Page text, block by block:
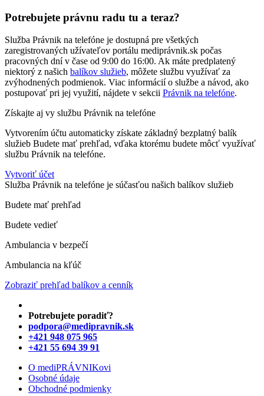
Potrebujete právnu radu tu a teraz?
Služba Právnik na telefóne je dostupná pre všetkých
zaregistrovaných užívateľov portálu mediprávnik.sk počas
pracovných dní v čase od 9:00 do 16:00. Ak máte predplatený
niektorý z našich balíkov služieb, môžete službu využívať za
zvýhodnených podmienok. Viac informácií o službe a návod, ako
postupovať pri jej využití, nájdete v sekcii Právnik na telefóne.
Získajte aj vy službu Právnik na telefóne
Vytvorením účtu automaticky získate základný bezplatný balík
služieb Budete mať prehľad, vďaka ktorému budete môcť využívať
službu Právnik na telefóne.
Vytvoriť účet
Služba Právnik na telefóne je súčasťou našich balíkov služieb
Budete mať prehľad
Budete vedieť
Ambulancia v bezpečí
Ambulancia na kľúč
Zobraziť prehľad balíkov a cenník
Potrebujete poradiť?
podpora@medipravnik.sk
+421 948 075 965
+421 55 694 39 91
O mediPRÁVNIKovi
Osobné údaje
Obchodné podmienky